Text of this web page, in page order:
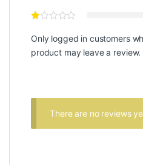
Only logged in customers
product may leave a review.
There are no reviews